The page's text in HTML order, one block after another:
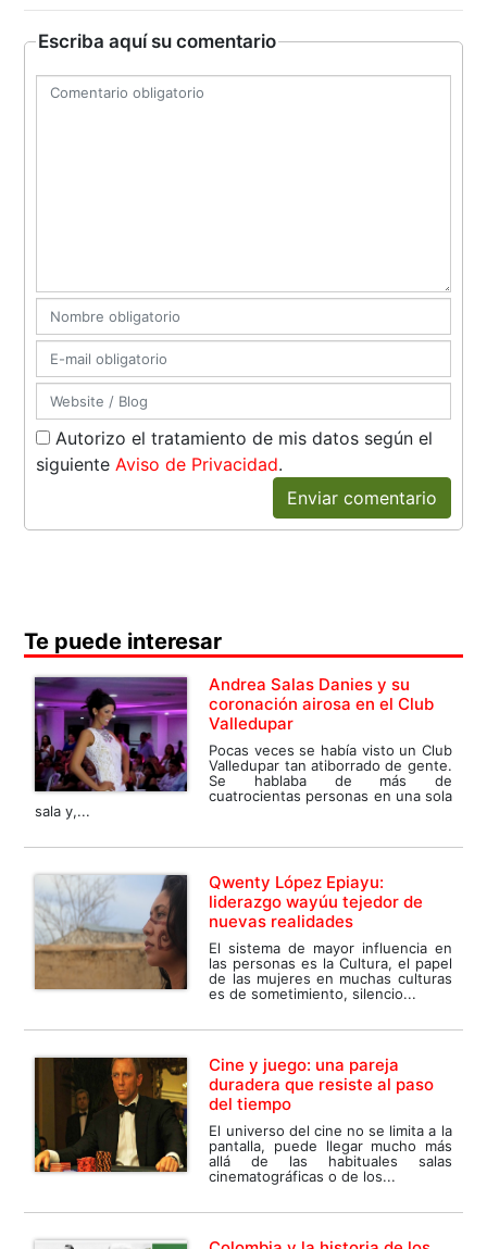
Escriba aquí su comentario
Autorizo el tratamiento de mis datos según el
siguiente Aviso de Privacidad.
Enviar comentario
Te puede interesar
Andrea Salas Danies y su
coronación airosa en el Club
Valledupar
Pocas veces se había visto un Club
Valledupar tan atiborrado de gente.
Se hablaba de más de
cuatrocientas personas en una sola
sala y,...
Qwenty López Epiayu:
liderazgo wayúu tejedor de
nuevas realidades
El sistema de mayor influencia en
las personas es la Cultura, el papel
de las mujeres en muchas culturas
es de sometimiento, silencio...
Cine y juego: una pareja
duradera que resiste al paso
del tiempo
El universo del cine no se limita a la
pantalla, puede llegar mucho más
allá de las habituales salas
cinematográficas o de los...